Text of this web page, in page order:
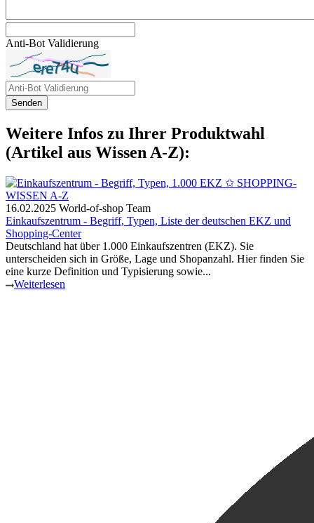
Anti-Bot Validierung
Senden
Weitere Infos zu Ihrer Produktwahl
(Artikel aus Wissen A-Z):
16.02.2025 World-of-shop Team
Einkaufszentrum - Begriff, Typen, Liste der deutschen EKZ und
Shopping-Center
Deutschland hat über 1.000 Einkaufszentren (EKZ). Sie
unterscheiden sich in Größe, Lage und Shopanzahl. Hier finden Sie
eine kurze Definition und Typisierung sowie...
Weiterlesen